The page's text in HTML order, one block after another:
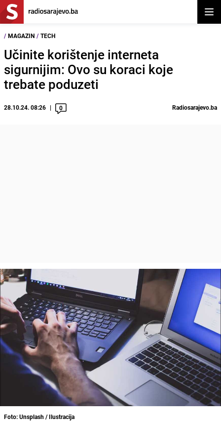
/ MAGAZIN / TECH
Učinite korištenje interneta
sigurnijim: Ovo su koraci koje
trebate poduzeti
28.10.24. 08:26 0 Radiosarajevo.ba
Foto: Unsplash / Ilustracija